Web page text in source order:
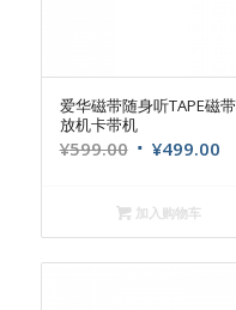
爱华磁带随身听TAPE磁
放机卡带机
¥599.00 原
为：
¥599.00。
¥499.00当
格
加入购物车